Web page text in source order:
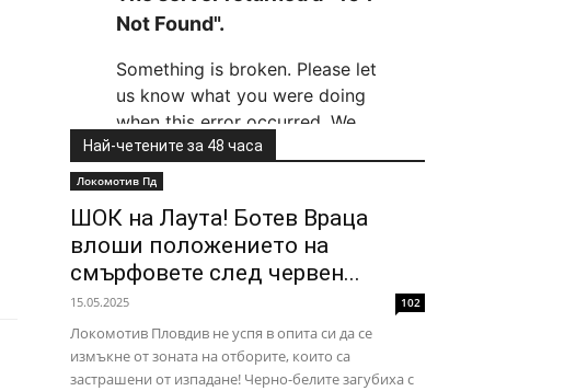
Най-четените за 48 часа
Локомотив Пд
ШОК на Лаута! Ботев Враца
влоши положението на
смърфовете след червен...
15.05.2025 102
Локомотив Пловдив не успя в опита си да се
измъкне от зоната на отборите, които са
застрашени от изпадане! Черно-белите загубиха с